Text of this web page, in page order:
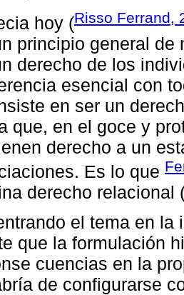
hoy (Risso Ferrand,
principio general
derecho de los
esencial con
en ser un
que, en el goce y
derecho a un
Es lo que
derecho relacional
el tema en la
que la formulación
cuencias en la
de configurarse